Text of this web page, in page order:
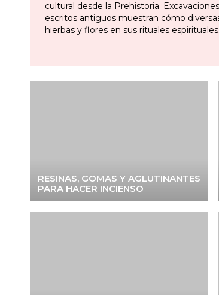
cultural desde la Prehistoria.
escritos antiguos muestran cómo
hierbas y flores en sus rituales espirituales.
RESINAS, GOMAS Y AGLUTINANTES
PARA HACER INCIENSO